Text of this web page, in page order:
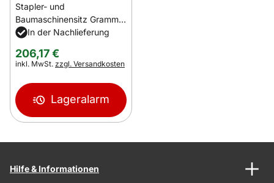
Stapler- und
Baumaschinensitz Grammer
B12In der Nachlieferung
206,17€
Steuerhinweis:
inkl. MwSt. zzgl. Versandkosten
Lageralarm
Hilfe & Informationen